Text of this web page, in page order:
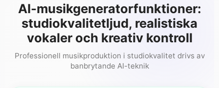
AI-musikgeneratorfunktioner:
studiokvalitetljud, realistiska
vokaler och kreativ kontroll
Professionell musikproduktion i studiokvalitet drivs av
banbrytande AI-teknik